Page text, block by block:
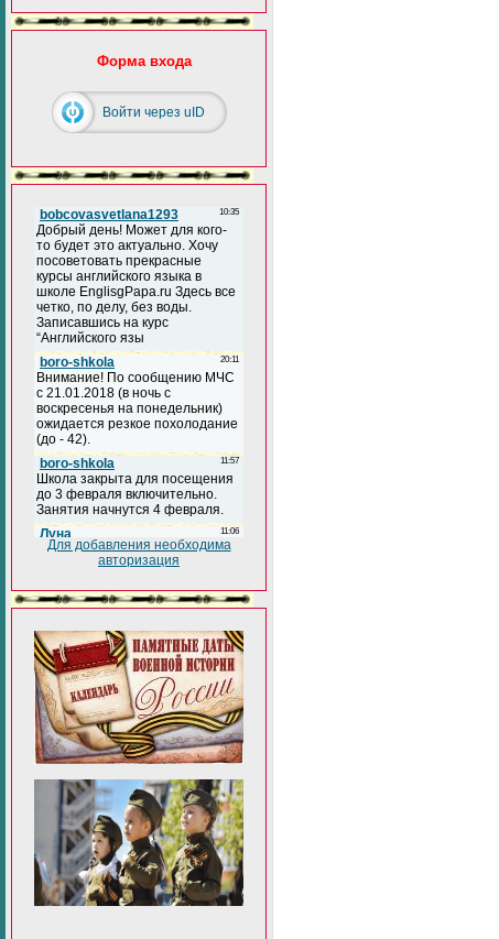
Форма входа
Войти через uID
Для добавления необходима
авторизация